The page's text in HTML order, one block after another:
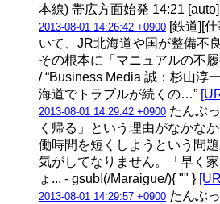
本線) 帯広方面始発 14:21 [auto]
2013-08-01 14:26:42 +0900 [鉄道][
いて、JR北海道や国が整備不
その根本に「マニュアルの不
/ “Business Media 誠：杉山淳
海道でトラブルが続くの…”
2013-08-01 14:29:42 +0900 たんぶ
く帰る」という理由がなかな
働時間を短くしようという問
気がしてなりません。「早く
ょ... - gsub!(/Maraigue/){ "" }
2013-08-01 14:29:57 +0900 たんぶ